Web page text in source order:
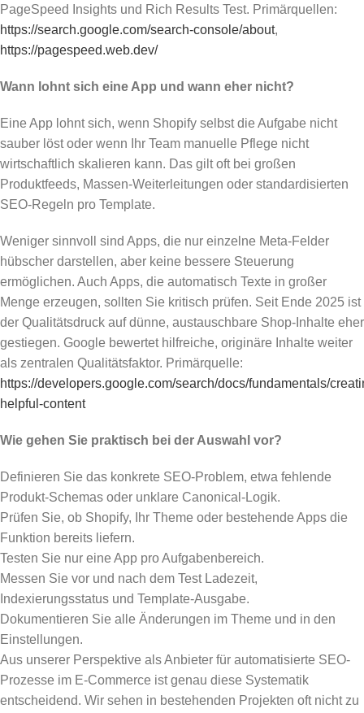
PageSpeed Insights und Rich Results Test. Primärquellen:
https://search.google.com/search-console/about,
https://pagespeed.web.dev/
Wann lohnt sich eine App und wann eher nicht?
Eine App lohnt sich, wenn Shopify selbst die Aufgabe nicht
sauber löst oder wenn Ihr Team manuelle Pflege nicht
wirtschaftlich skalieren kann. Das gilt oft bei großen
Produktfeeds, Massen-Weiterleitungen oder standardisierten
SEO-Regeln pro Template.
Weniger sinnvoll sind Apps, die nur einzelne Meta-Felder
hübscher darstellen, aber keine bessere Steuerung
ermöglichen. Auch Apps, die automatisch Texte in großer
Menge erzeugen, sollten Sie kritisch prüfen. Seit Ende 2025 ist
der Qualitätsdruck auf dünne, austauschbare Shop-Inhalte eher
gestiegen. Google bewertet hilfreiche, originäre Inhalte weiter
als zentralen Qualitätsfaktor. Primärquelle:
https://developers.google.com/search/docs/fundamentals/
helpful-content
Wie gehen Sie praktisch bei der Auswahl vor?
Definieren Sie das konkrete SEO-Problem, etwa fehlende
Produkt-Schemas oder unklare Canonical-Logik.
Prüfen Sie, ob Shopify, Ihr Theme oder bestehende Apps die
Funktion bereits liefern.
Testen Sie nur eine App pro Aufgabenbereich.
Messen Sie vor und nach dem Test Ladezeit,
Indexierungsstatus und Template-Ausgabe.
Dokumentieren Sie alle Änderungen im Theme und in den
Einstellungen.
Aus unserer Perspektive als Anbieter für automatisierte SEO-
Prozesse im E-Commerce ist genau diese Systematik
entscheidend. Wir sehen in bestehenden Projekten oft nicht zu